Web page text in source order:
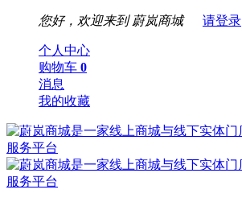
您好，欢迎来到 蔚岚商城 请登录
个人中心
购物车 0
消息
我的收藏